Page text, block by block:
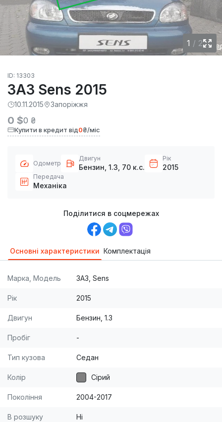
1 / 2
ID: 13303
ЗАЗ Sens 2015
10.11.2015 Запоріжжя
0 $0 ₴
Купити в кредит від0₴/міс
Одометр
Двигун
Бензин, 1.3, 70 к.с.
Рік
2015
Передача
Механіка
Поділитися в соцмережах
Основні характеристики Комплектація
Марка, Модель ЗАЗ, Sens
Рік 2015
Двигун Бензин, 1.3
Пробіг -
Тип кузова Седан
Колір Сірий
Покоління 2004-2017
В розшуку Ні